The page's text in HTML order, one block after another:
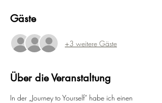
Gäste
+3 weitere Gäste
Über die Veranstaltung
In der „Journey to Yourself“ habe ich einen